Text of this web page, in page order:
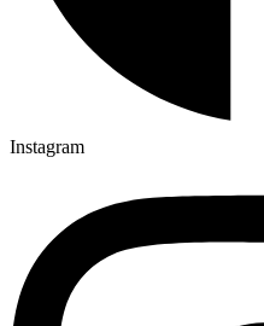
Instagram